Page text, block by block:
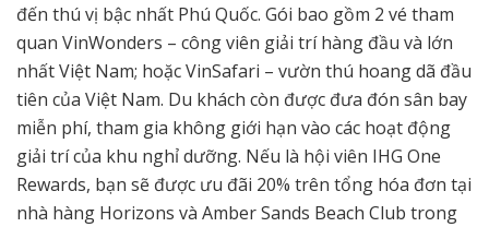
đến thú vị bậc nhất Phú Quốc. Gói bao gồm 2 vé tham
quan VinWonders – công viên giải trí hàng đầu và lớn
nhất Việt Nam; hoặc VinSafari – vườn thú hoang dã đầu
tiên của Việt Nam. Du khách còn được đưa đón sân bay
miễn phí, tham gia không giới hạn vào các hoạt động
giải trí của khu nghỉ dưỡng. Nếu là hội viên IHG One
Rewards, bạn sẽ được ưu đãi 20% trên tổng hóa đơn tại
nhà hàng Horizons và Amber Sands Beach Club trong